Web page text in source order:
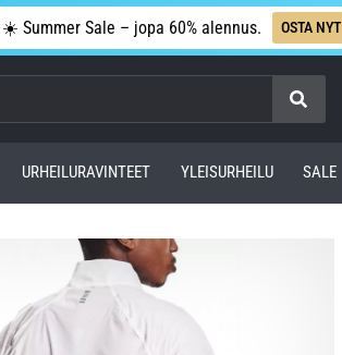
☀️ Summer Sale – jopa 60% alennus. OSTA NYT
URHEILURAVINTEET YLEISURHEILU SALE